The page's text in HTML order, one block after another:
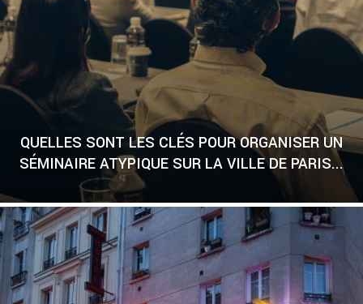
QUELLES SONT LES CLÉS POUR ORGANISER UN
SÉMINAIRE ATYPIQUE SUR LA VILLE DE PARIS...